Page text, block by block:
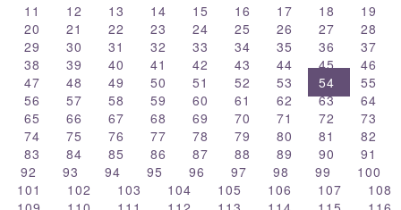
11 12 13 14 15 16 17 18
19
20
21 22 23 24 25 26 27
28
29
30 31 32 33 34 35 36
37
38
39 40 41 42 43 44 45
46
47
48 49 50 51 52 53 54
55
56
57 58 59 60 61 62 63
64
65
66 67 68 69 70 71 72
73
74
75 76 77 78 79 80 81
82
83
84 85 86 87 88 89 90
91
92
93 94 95 96 97 98 99
100
101
102 103 104 105 106 107
108